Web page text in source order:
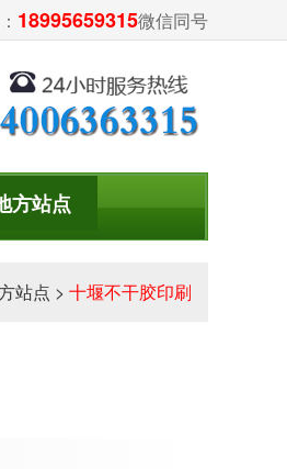
18995659315微信同号
方站点
站点 > 十堰不干胶印刷